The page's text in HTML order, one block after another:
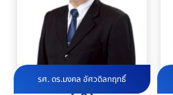
รศ. ดร.มงคล อัศวดิลกฤทธิ์